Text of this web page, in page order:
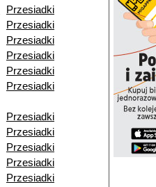
Przesiadki
Przesiadki
Przesiadki
Przesiadki
Przesiadki
Przesiadki
Przesiadki
Przesiadki
Przesiadki
Przesiadki
Przesiadki